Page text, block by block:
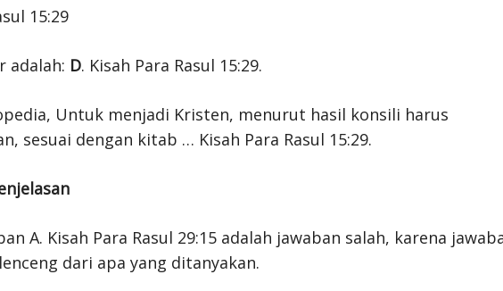
15:29
adalah: D. Kisah Para Rasul 15:29.
Untuk menjadi Kristen, menurut hasil konsili harus
sesuai dengan kitab … Kisah Para Rasul 15:29.
A. Kisah Para Rasul 29:15 adalah jawaban salah, karena
dari apa yang ditanyakan.